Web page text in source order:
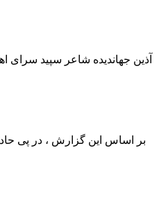
آذین جهاندیده شاعر سپید سرای
بر اساس این گزارش ، در پی